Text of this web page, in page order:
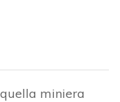
miniera